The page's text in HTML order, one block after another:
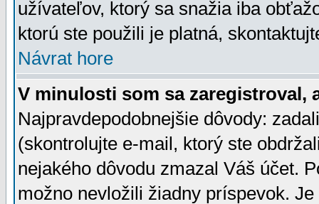
užívateľov, ktorý sa snažia iba
ktorú ste použili je platná,
Návrat hore
V minulosti som sa zaregistroval,
Najpravdepodobnejšie dôvody:
(skontrolujte e-mail, ktorý ste
nejakého dôvodu zmazal Váš účet.
možno nevložili žiadny príspevok.